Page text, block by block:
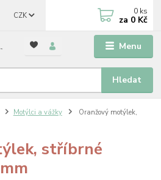
Menu
CZK
Hledat
0 ks
za 0 Kč
Motýlci a vážky
Oranžový motýlek,
stříbrné